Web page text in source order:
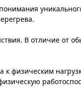
В отличие от
к физическим